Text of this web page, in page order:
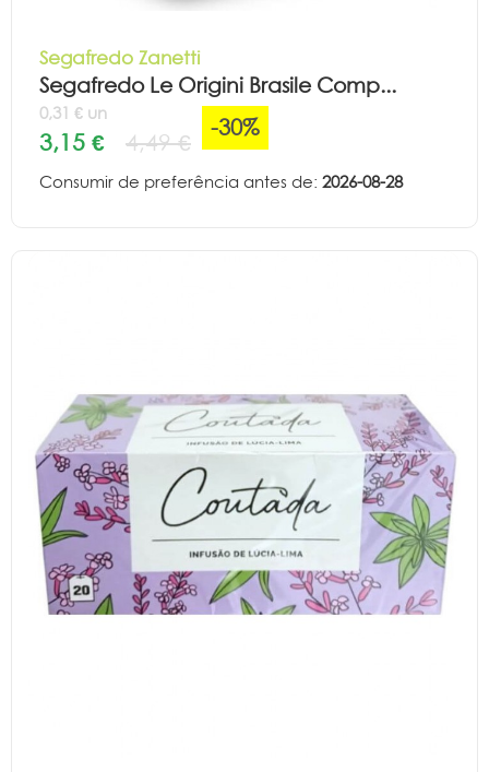
Segafredo Zanetti
Segafredo Le Origini Brasile Comp...
0,31 € un
3,15 € 4,49 €
-30%
Consumir de preferência antes de: 2026-08-28